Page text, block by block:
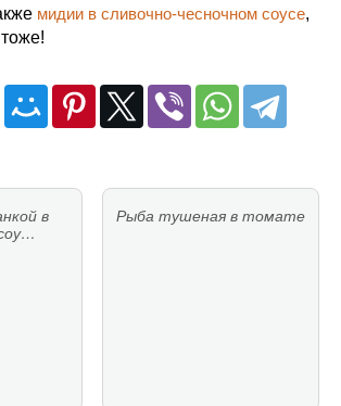
мидии в сливочно-чесночном соусе,
в
Рыба тушеная в томате